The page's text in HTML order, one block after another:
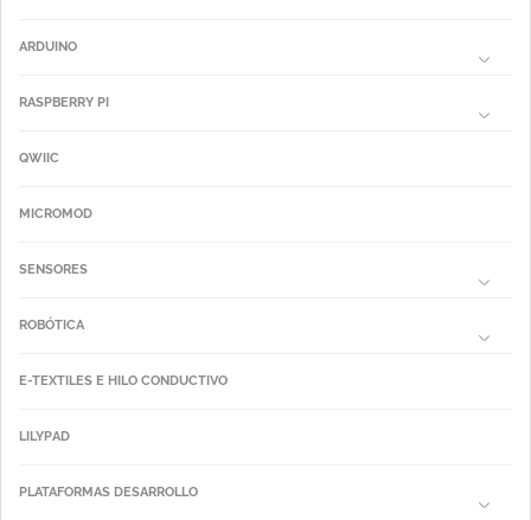
ARDUINO
RASPBERRY PI
QWIIC
MICROMOD
SENSORES
ROBÓTICA
E-TEXTILES E HILO CONDUCTIVO
LILYPAD
PLATAFORMAS DESARROLLO